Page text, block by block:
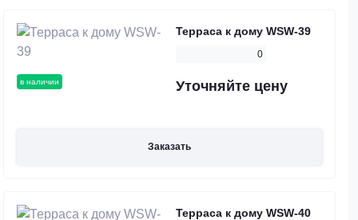
в наличии
Терраса к дому WSW-39
0
Уточняйте цену
Заказать
Терраса к дому WSW-40